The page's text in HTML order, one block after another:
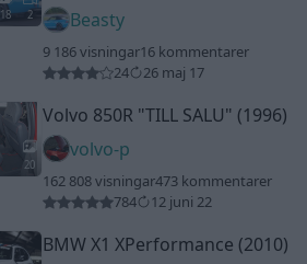
18 2
Beasty
9 186 visningar16 kommentarer
24
26 maj 17
20
Volvo 850R "TILL SALU" (1996)
volvo-p
162 808 visningar473 kommentarer
784
12 juni 22
BMW X1 XPerformance (2010)